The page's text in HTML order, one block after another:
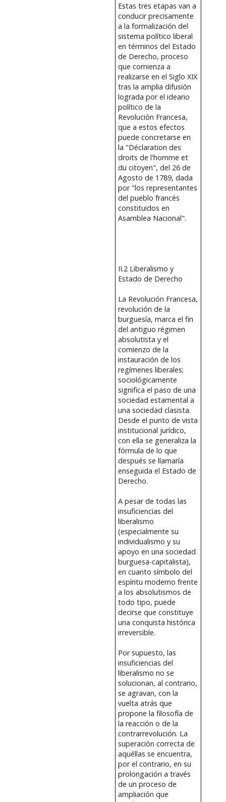
Estas tres etapas van a
conducir precisamente
a la formalización del
sistema político liberal
en términos del Estado
de Derecho, proceso
que comienza a
realizarse en el Siglo XIX
tras la amplia difusión
lograda por el ideario
político de la
Revolución Francesa,
que a estos efectos
puede concretarse en
la "Déclaration des
droits de l'homme et
du citoyen", del 26 de
Agosto de 1789, dada
por "los representantes
del pueblo francés
constituidos en
Asamblea Nacional".
II.2 Liberalismo y
Estado de Derecho
La Revolución Francesa,
revolución de la
burguesía, marca el fin
del antiguo régimen
absolutista y el
comienzo de la
instauración de los
regímenes liberales;
sociológicamente
significa el paso de una
sociedad estamental a
una sociedad clasista.
Desde el punto de vista
institucional jurídico,
con ella se generaliza la
fórmula de lo que
después se llamaría
enseguida el Estado de
Derecho.
A pesar de todas las
insuficiencias del
liberalismo
(especialmente su
individualismo y su
apoyo en una sociedad
burguesa-capitalista),
en cuanto símbolo del
espíritu moderno frente
a los absolutismos de
todo tipo, puede
decirse que constituye
una conquista histórica
irreversible.
Por supuesto, las
insuficiencias del
liberalismo no se
solucionan, al contrario,
se agravan, con la
vuelta atrás que
propone la filosofía de
la reacción o de la
contrarrevolución. La
superación correcta de
aquéllas se encuentra,
por el contrario, en su
prolongación a través
de un proceso de
ampliación que